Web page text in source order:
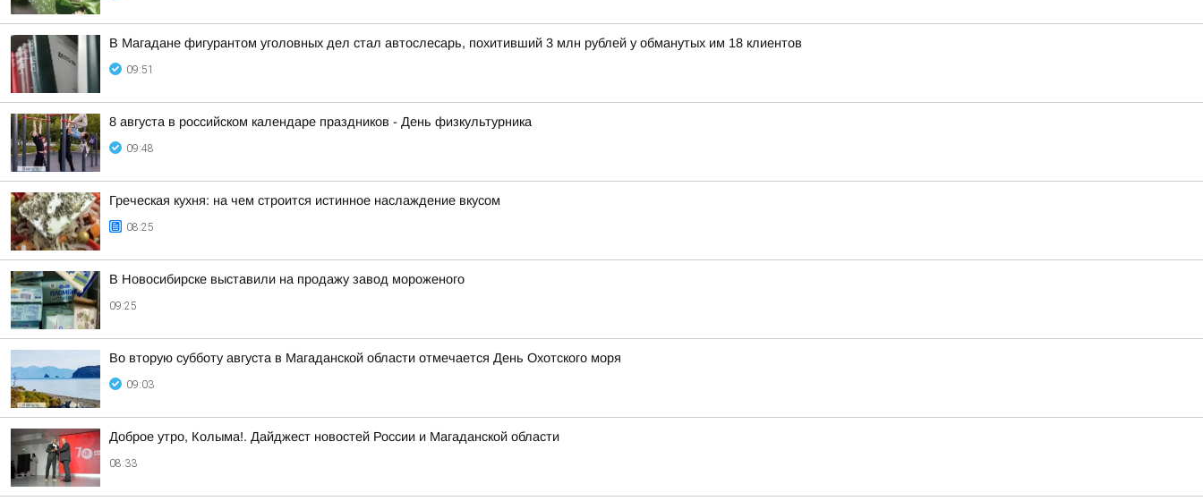
В Магадане фигурантом уголовных дел стал автослесарь, похитивший 3 млн рублей у обманутых им 18 клиентов
09:51
8 августа в российском календаре праздников - День физкультурника
09:48
Греческая кухня: на чем строится истинное наслаждение вкусом
08:25
В Новосибирске выставили на продажу завод мороженого
09:25
Во вторую субботу августа в Магаданской области отмечается День Охотского моря
09:03
Доброе утро, Колыма!. Дайджест новостей России и Магаданской области
08:33